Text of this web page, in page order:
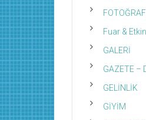
Fuar &
GALERİ
GAZETE –
GELİNLİK
GİYİM